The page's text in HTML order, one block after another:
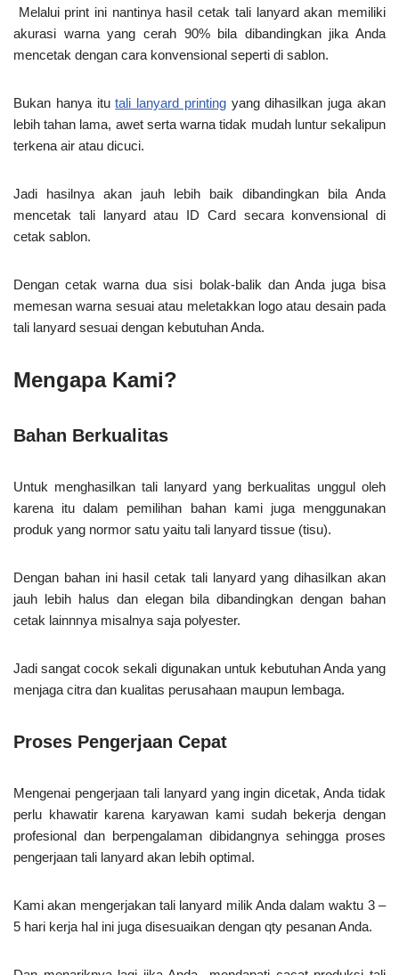
Melalui print ini nantinya hasil cetak tali lanyard akan memiliki
akurasi warna yang cerah 90% bila dibandingkan jika Anda
mencetak dengan cara konvensional seperti di sablon.
Bukan hanya itutali lanyard printingyang dihasilkan juga akan
lebih tahan lama, awet serta warna tidak mudah luntur sekalipun
terkena air atau dicuci.
Jadi hasilnya akan jauh lebih baik dibandingkan bila Anda
mencetak tali lanyard atau ID Card secara konvensional di
cetak sablon.
Dengan cetak warna dua sisi bolak-balik dan Anda juga bisa
memesan warna sesuai atau meletakkan logo atau desain pada
tali lanyard sesuai dengan kebutuhan Anda.
Mengapa Kami?
Bahan Berkualitas
Untuk menghasilkan tali lanyard yang berkualitas unggul oleh
karena itu dalam pemilihan bahan kami juga menggunakan
produk yang normor satu yaitu tali lanyard tissue (tisu).
Dengan bahan ini hasil cetak tali lanyard yang dihasilkan akan
jauh lebih halus dan elegan bila dibandingkan dengan bahan
cetak lainnnya misalnya saja polyester.
Jadi sangat cocok sekali digunakan untuk kebutuhan Anda yang
menjaga citra dan kualitas perusahaan maupun lembaga.
Proses Pengerjaan Cepat
Mengenai pengerjaan tali lanyard yang ingin dicetak, Anda tidak
perlu khawatir karena karyawan kami sudah bekerja dengan
profesional dan berpengalaman dibidangnya sehingga proses
pengerjaan tali lanyard akan lebih optimal.
Kami akan mengerjakan tali lanyard milik Anda dalam waktu 3 –
5 hari kerja hal ini juga disesuaikan dengan qty pesanan Anda.